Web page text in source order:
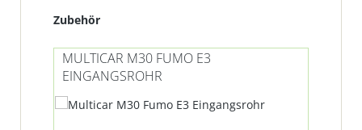
Produktgalerie überspringen
Zubehör
MULTICAR M30 FUMO E3
EINGANGSROHR